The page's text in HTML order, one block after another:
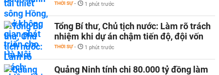
THỜI SỰ - 1 phút trước
Tổng Bí thư, Chủ tịch nước: Làm rõ trách
nhiệm khi dự án chậm tiến độ, đội vốn
THỜI SỰ - 1 phút trước
Quảng Ninh tính chi 80.000 tỷ đồng làm